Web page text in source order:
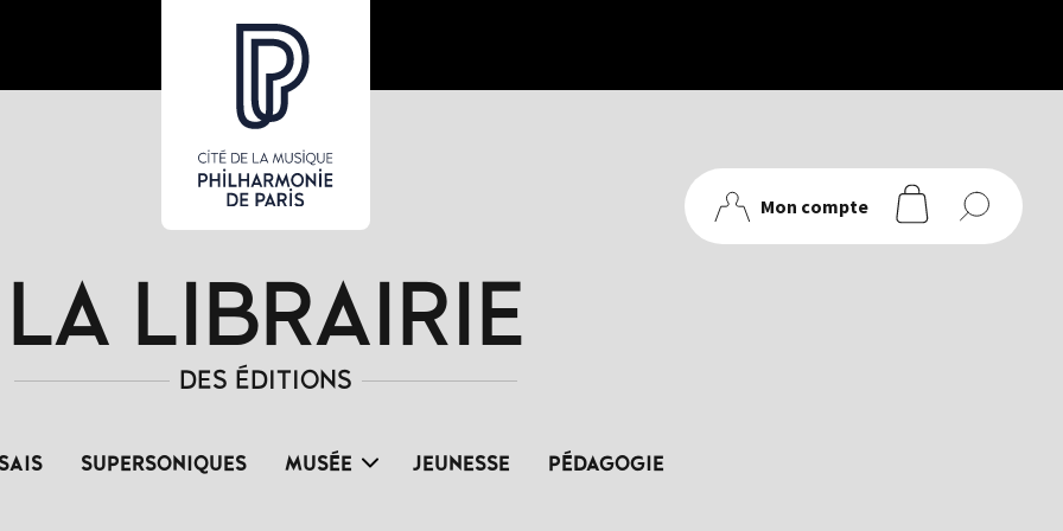
LA LIBRAIRIE
DES ÉDITIONS
SUPERSONIQUES MUSÉE JEUNESSE PÉDAGOGIE
Mon compte
articles